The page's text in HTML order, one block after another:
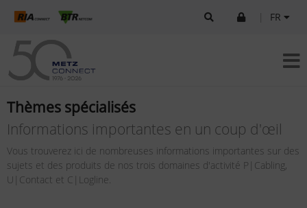
FR
Thèmes spécialisés
Informations importantes en un coup d'œil
Vous trouverez ici de nombreuses informations importantes sur des
sujets et des produits de nos trois domaines d'activité P|Cabling,
U|Contact et C|Logline.